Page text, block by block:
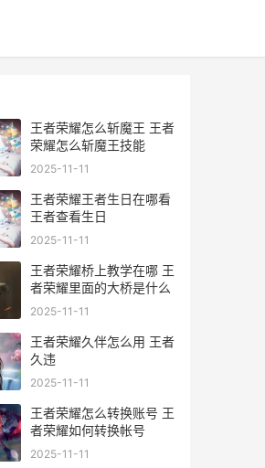
王者荣耀怎么斩魔王 王者
荣耀怎么斩魔王技能
2025-11-11
王者荣耀王者生日在哪看
王者查看生日
2025-11-11
王者荣耀桥上教学在哪 王
者荣耀里面的大桥是什么
2025-11-11
王者荣耀久伴怎么用 王者
久违
2025-11-11
王者荣耀怎么转换账号 王
者荣耀如何转换帐号
2025-11-11